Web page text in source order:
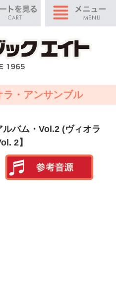
ラ・アンサンブル
バム・Vol.2 (ヴィオラ
2】